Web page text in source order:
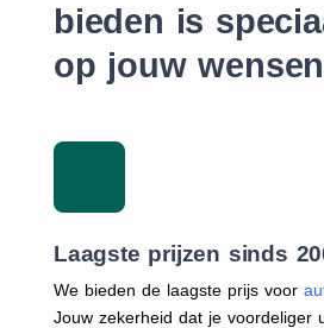
bieden is
op jouw wensen
Laagste prijzen sinds
We bieden de laagste prijs voor
Jouw zekerheid dat je voordeliger